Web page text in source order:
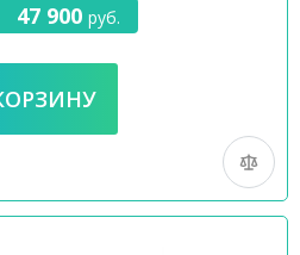
47 900 руб.